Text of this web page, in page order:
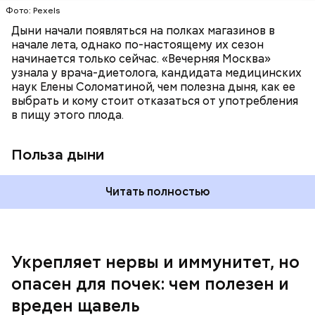
Фото: Pexels
Дыни начали появляться на полках магазинов в
начале лета, однако по-настоящему их сезон
начинается только сейчас. «Вечерняя Москва»
узнала у врача-диетолога, кандидата медицинских
наук Елены Соломатиной, чем полезна дыня, как ее
выбрать и кому стоит отказаться от употребления
в пищу этого плода.
Польза дыни
поддерживает сердечно-сосудистую
систему и предотвращает скачки давления;
магний — помогает калию и не дает сосудам
спазмироваться.
Читать полностью
Укрепляет нервы и иммунитет, но
опасен для почек: чем полезен и
вреден щавель
— Если человек уже болеет мочекаменной
болезнью, щавель ему не рекомендуется. При
По мнению специалиста, здоровому человеку
достаточно включать щавель в рацион несколько
виде или припущенном на сковороде.
— Однако если человеку нужно не разжижать
кровь, а наоборот, ее коагулировать, то нужно
уточнила диетолог.